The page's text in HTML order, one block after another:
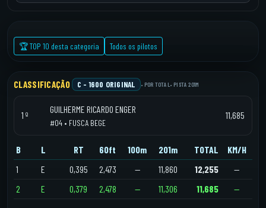
🏆 TOP 10 desta categoria Todos os pilotos
CLASSIFICAÇÃO C – 1600 ORIGINAL • POR TOTAL • PISTA 201M
1 º
GUILHERME RICARDO ENGER
#04 • FUSCA BEGE
11,685
B L RT 60ft 100m 201m TOTAL
KM/H
1
E 0,395 2,473 — 11,860 12,255
—
2
E 0,379 2,478 — 11,306 11,685 —